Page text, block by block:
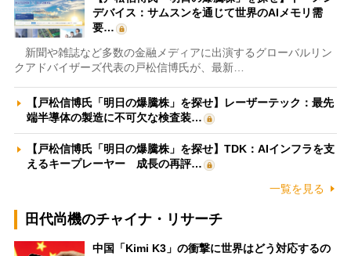
デバイス：サムスンを通じて世界のAIメモリ需
要…
新聞や雑誌など多数の金融メディアに出演するグローバルリン
クアドバイザーズ代表の戸松信博氏が、最新…
【戸松信博氏「明日の爆騰株」を探せ】レーザーテック：最先
端半導体の製造に不可欠な検査装…
【戸松信博氏「明日の爆騰株」を探せ】TDK：AIインフラを支
えるキープレーヤー 成長の再評…
一覧を見る
田代尚機のチャイナ・リサーチ
中国「Kimi K3」の衝撃に世界はどう対応するの